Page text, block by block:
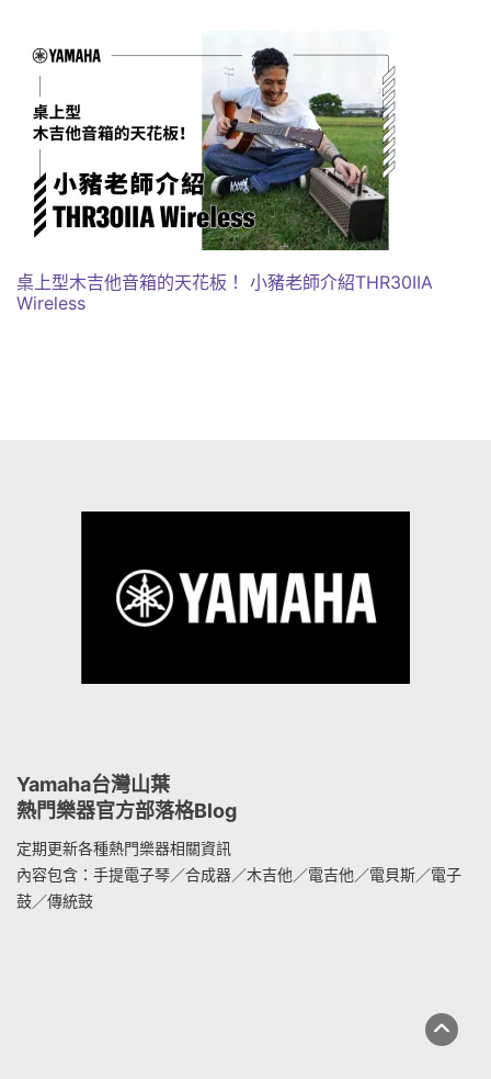
桌上型木吉他音箱的天花板！ 小豬老師介紹THR30IIA
Wireless
Yamaha台灣山葉
熱門樂器官方部落格Blog
定期更新各種熱門樂器相關資訊
內容包含：手提電子琴／合成器／木吉他／電吉他／電貝斯／電子
鼓／傳統鼓